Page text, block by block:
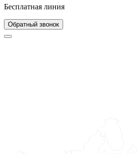
Бесплатная линия
Обратный звонок